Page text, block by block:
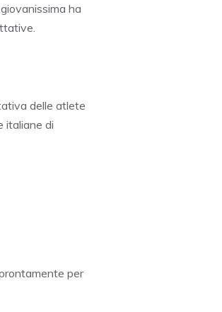
ha
delle atlete
italiane di
per